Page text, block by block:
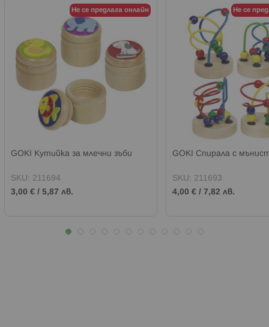
Не се предлага онлайн
GOKI Кутийка за млечни зъби
SKU: 211694
3,00 € / 5,87 лв.
Не се
GOKI Спирала с
SKU: 211693
4,00 € / 7,82 лв.